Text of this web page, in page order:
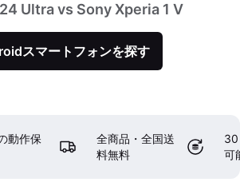
Ultra vs Sony Xperia 1 V
スマートフォンを探す
動作保
全商品・全国送
料無料
30
可